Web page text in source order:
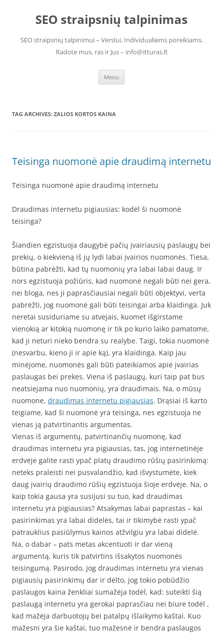
contentSEO straipsnių talpinimas
SEO straipsnių talpinimui – Verslui, Individualiems poreikiams.
Radote mus, ras ir Jus – info@itturas.lt
Menu
TAG ARCHIVES: ZALIOS KORTOS KAINA
Teisinga nuomonė apie draudimą internetu
Teisinga nuomonė apie draudimą internetu
Draudimas internetu pigiausias: kodėl ši nuomonė
teisinga?
Šiandien egzistuoja daugybė pačių įvairiausių paslaugų bei
prekių, o kiekvieną iš jų lydi labai įvairios nuomonės. Tiesa,
būtina pabrėžti, kad tų nuomonių yra labai labai daug. Ir
nors egzistuoja požiūris, kad nuomonė negali būti nei gera,
nei bloga, nes ji paprasčiausiai negali būti objektyvi, verta
pabrėžti, jog nuomonė gali būti teisingai arba klaidinga. Juk
neretai susiduriame su atvejais, kuomet išgirstame
vienokią ar kitokią nuomonę ir tik po kurio laiko pamatome,
kad ji neturi nieko bendra su realybe. Taigi, tokia nuomonė
(nesvarbu, kieno ji ir apie ką), yra klaidinga. Kaip jau
minėjome, nuomonės gali būti pateikiamos apie įvairias
paslaugas bei prekes. Viena iš paslaugų, kuri taip pat bus
neatsiejama nuo nuomonių, yra draudimais. Na, o mūsų
nuomone, draudimas internetu pigiausias. Drąsiai iš karto
teigiame, kad ši nuomonė yra teisinga, nes egzistuoja ne
vienas ją patvirtinantis argumentas.
Vienas iš argumentų, patvirtinančių nuomonę, kad
draudimas internetu yra pigiausias, tas, jog internetinėje
erdvėje galite rasti ypač platų draudimo rūšių pasirinkimą:
neteks praleisti nei pusvalandžio, kad išvystumėte, kiek
daug įvairių draudimo rūšių egzistuoja šioje erdvėje. Na, o
kaip tokia gausa yra susijusi su tuo, kad draudimas
internetu yra pigiausias? Atsakymas labai paprastas – kai
pasirinkimas yra labai didelės, tai ir tikimybė rasti ypač
patrauklius pasiūlymus kainos atžvilgiu yra labai didelė.
Na, o dabar – pats metas akcentuoti ir dar vieną
argumentą, kuris tik patvirtins išsakytos nuomonės
teisingumą. Pasirodo, jog draudimas internetu yra vienas
pigiausių pasirinkimų dar ir dėlto, jog tokio pobūdžio
paslaugos kaina ženkliai sumažėja todėl, kad: suteikti šią
paslaugą internetu yra gerokai paprasčiau nei biure todėl ,
kad mažėja darbuotojų bei patalpų išlaikymo kaštai. Kuo
mažesni yra šie kaštai, tuo mažesnė ir bendra paslaugos